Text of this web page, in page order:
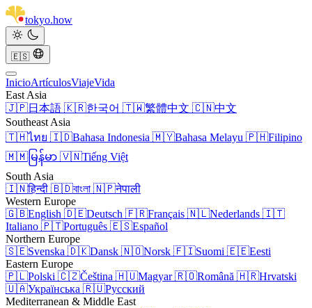
tokyo.how
🇪🇸
InicioArtículosViajeVida
East Asia
🇯🇵日本語 🇰🇷한국어 🇹🇼繁體中文 🇨🇳中文
Southeast Asia
🇹🇭ไทย 🇮🇩Bahasa Indonesia 🇲🇾Bahasa Melayu 🇵🇭Filipino
🇲🇲 မြန်မာ 🇻🇳Tiếng Việt
South Asia
🇮🇳हिन्दी 🇧🇩বাংলা 🇳🇵नेपाली
Western Europe
🇬🇧English 🇩🇪Deutsch 🇫🇷Français 🇳🇱Nederlands 🇮🇹
Italiano 🇵🇹Português 🇪🇸Español
Northern Europe
🇸🇪Svenska 🇩🇰Dansk 🇳🇴Norsk 🇫🇮Suomi 🇪🇪Eesti
Eastern Europe
🇵🇱Polski 🇨🇿Čeština 🇭🇺Magyar🇷🇴Română 🇭🇷Hrvatski
🇺🇦Українська 🇷🇺Русский
Mediterranean & Middle East